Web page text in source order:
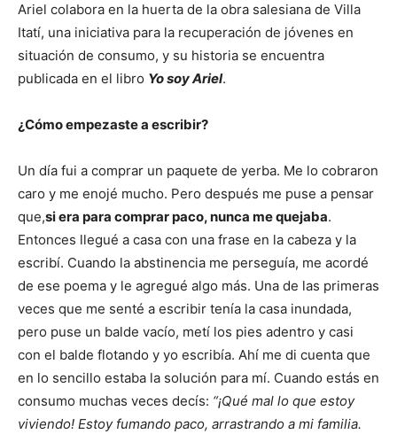
Ariel colabora en la huerta de la obra salesiana de Villa
Itatí, una iniciativa para la recuperación de jóvenes en
situación de consumo, y su historia se encuentra
publicada en el libro Yo soy Ariel.
¿Cómo empezaste a escribir?
Un día fui a comprar un paquete de yerba. Me lo cobraron
caro y me enojé mucho. Pero después me puse a pensar
que,si era para comprar paco, nunca me quejaba.
Entonces llegué a casa con una frase en la cabeza y la
escribí. Cuando la abstinencia me perseguía, me acordé
de ese poema y le agregué algo más. Una de las primeras
veces que me senté a escribir tenía la casa inundada,
pero puse un balde vacío, metí los pies adentro y casi
con el balde flotando y yo escribía. Ahí me di cuenta que
en lo sencillo estaba la solución para mí. Cuando estás en
consumo muchas veces decís: “¡Qué mal lo que estoy
viviendo! Estoy fumando paco, arrastrando a mi familia.